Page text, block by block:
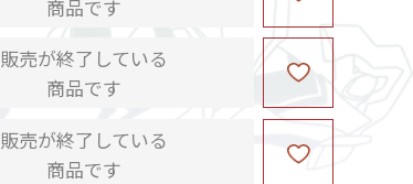
商品です
販売が終了している
商品です
販売が終了している
商品です